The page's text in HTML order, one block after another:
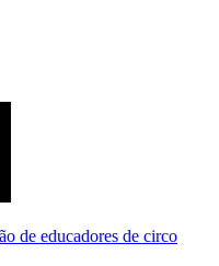
de educadores de circo